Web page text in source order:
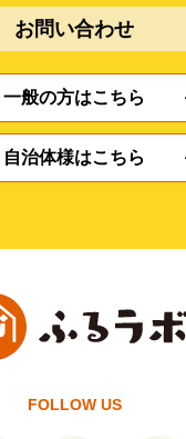
お問い合わせ
一般の方はこちら
自治体様はこちら
FOLLOW US